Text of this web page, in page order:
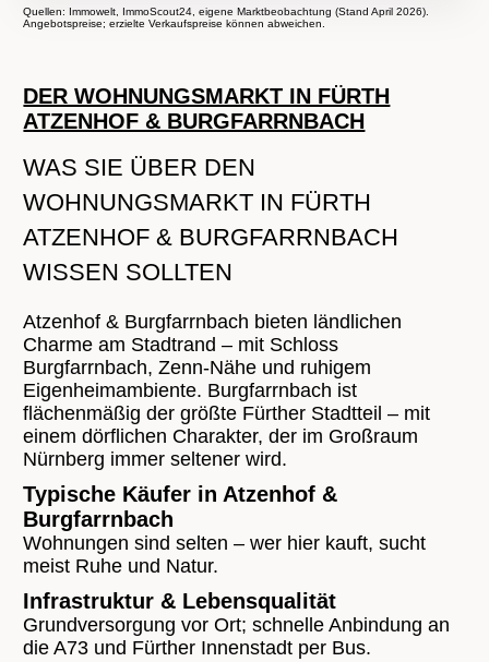
Quellen: Immowelt, ImmoScout24, eigene Marktbeobachtung (Stand April 2026).
Angebotspreise; erzielte Verkaufspreise können abweichen.
DER WOHNUNGSMARKT IN FÜRTH
ATZENHOF & BURGFARRNBACH
WAS SIE ÜBER DEN
WOHNUNGSMARKT IN FÜRTH
ATZENHOF & BURGFARRNBACH
WISSEN SOLLTEN
Atzenhof & Burgfarrnbach bieten ländlichen
Charme am Stadtrand – mit Schloss
Burgfarrnbach, Zenn-Nähe und ruhigem
Eigenheimambiente. Burgfarrnbach ist
flächenmäßig der größte Fürther Stadtteil – mit
einem dörflichen Charakter, der im Großraum
Nürnberg immer seltener wird.
Typische Käufer in Atzenhof &
Burgfarrnbach
Wohnungen sind selten – wer hier kauft, sucht
meist Ruhe und Natur.
Infrastruktur & Lebensqualität
Grundversorgung vor Ort; schnelle Anbindung an
die A73 und Fürther Innenstadt per Bus.